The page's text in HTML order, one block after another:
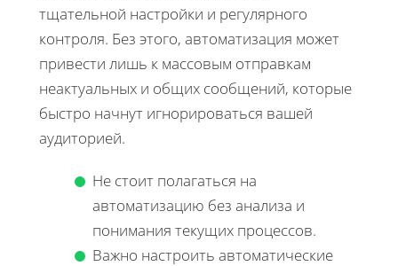
тщательной настройки и регулярного
контроля. Без этого, автоматизация может
привести лишь к массовым отправкам
неактуальных и общих сообщений, которые
быстро начнут игнорироваться вашей
аудиторией.
Не стоит полагаться на
автоматизацию без анализа и
понимания текущих процессов.
Важно настроить автоматические